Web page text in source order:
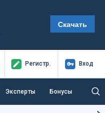
Скачать
Регистр. Вход
Эксперты Бонусы